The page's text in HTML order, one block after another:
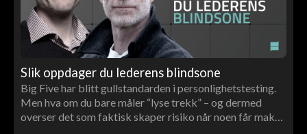
Slik oppdager du lederens blindsone
Big Five har blitt gullstandarden i personlighetstesting.
Men hva om du bare måler “lyse trekk” – og dermed
overser det som faktisk skaper risiko når noen får makt,